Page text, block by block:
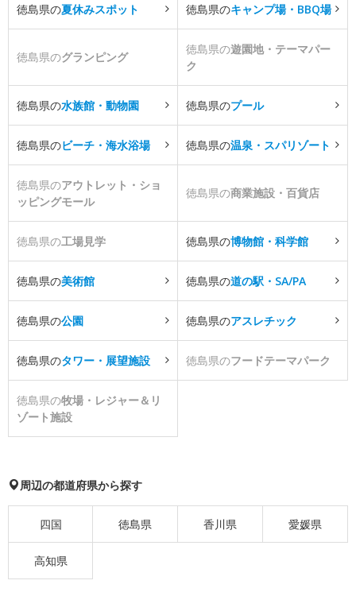
徳島県の夏休みスポット 徳島県のキャンプ場・BBQ場
徳島県のグランピング
徳島県の遊園地・テーマパー
ク
徳島県の水族館・動物園 徳島県のプール
徳島県のビーチ・海水浴場 徳島県の温泉・スパリゾート
徳島県のアウトレット・ショ
ッピングモール
徳島県の商業施設・百貨店
徳島県の工場見学 徳島県の博物館・科学館
徳島県の美術館 徳島県の道の駅・SA/PA
徳島県の公園 徳島県のアスレチック
徳島県のタワー・展望施設 徳島県のフードテーマパーク
徳島県の牧場・レジャー＆リ
ゾート施設
周辺の都道府県から探す
四国 徳島県 香川県 愛媛県
高知県